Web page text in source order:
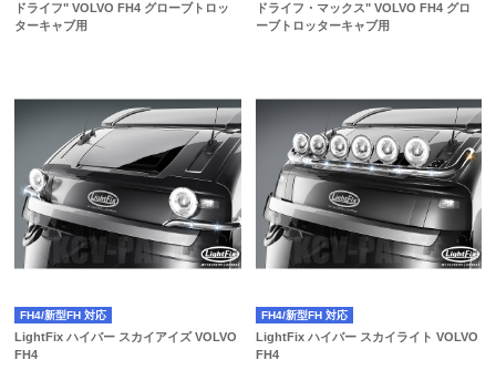
ドライフ" VOLVO FH4 グローブトロッ
ターキャブ用
ドライフ・マックス" VOLVO FH4 グロ
ーブトロッターキャブ用
FH4/新型FH 対応
LightFix ハイバー スカイアイズ VOLVO
FH4
FH4/新型FH 対応
LightFix ハイバー スカイライト VOLVO
FH4